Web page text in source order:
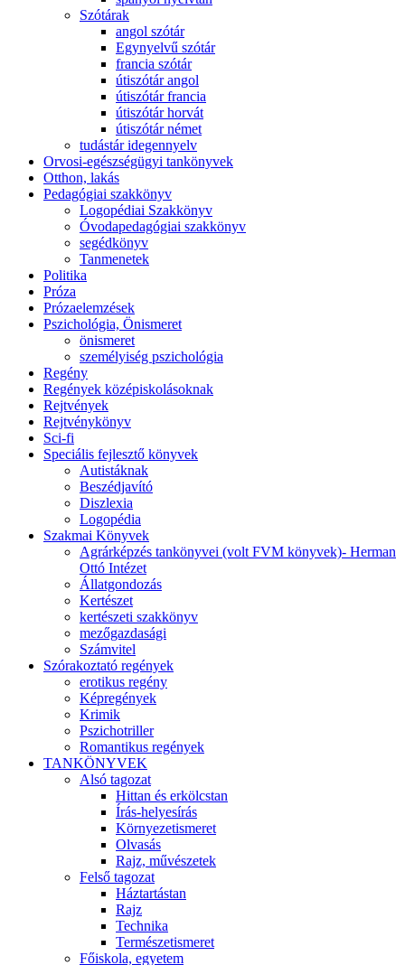
Szótárak
angol szótár
Egynyelvű szótár
francia szótár
útiszótár angol
útiszótár francia
útiszótár horvát
útiszótár német
tudástár idegennyelv
Orvosi-egészségügyi tankönyvek
Otthon, lakás
Pedagógiai szakkönyv
Logopédiai Szakkönyv
Óvodapedagógiai szakkönyv
segédkönyv
Tanmenetek
Politika
Próza
Prózaelemzések
Pszichológia, Önismeret
önismeret
személyiség pszichológia
Regény
Regények középiskolásoknak
Rejtvények
Rejtvénykönyv
Sci-fi
Speciális fejlesztő könyvek
Autistáknak
Beszédjavító
Diszlexia
Logopédia
Szakmai Könyvek
Agrárképzés tankönyvei (volt FVM könyvek)- Herman
Ottó Intézet
Állatgondozás
Kertészet
kertészeti szakkönyv
mezőgazdasági
Számvitel
Szórakoztató regények
erotikus regény
Képregények
Krimik
Pszichotriller
Romantikus regények
TANKÖNYVEK
Alsó tagozat
Hittan és erkölcstan
Írás-helyesírás
Környezetismeret
Olvasás
Rajz, művészetek
Felső tagozat
Háztartástan
Rajz
Technika
Természetismeret
Főiskola, egyetem